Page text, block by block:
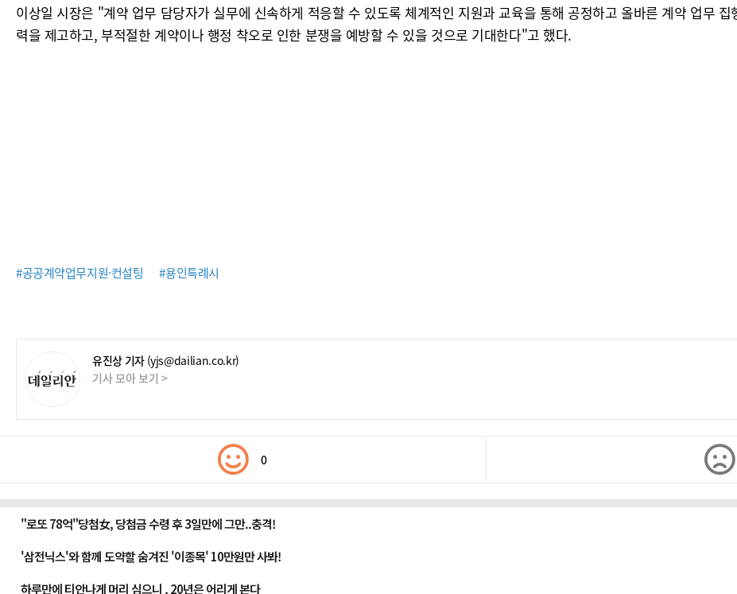
이상일 시장은 "계약 업무 담당자가 실무에 신속하게 적응할 수 있도록 체계적인 지원과 교육을 통해 공정하고 올바른 계약 업무
력을 제고하고, 부적절한 계약이나 행정 착오로 인한 분쟁을 예방할 수 있을 것으로 기대한다"고 했다.
#공공계약업무지원·컨설팅 #용인특례시
유진상 기자 (yjs@dailian.co.kr)
기사 모아 보기 >
0